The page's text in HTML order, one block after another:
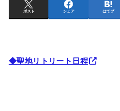
ポスト シェア はてブ
◆聖地リトリート日程